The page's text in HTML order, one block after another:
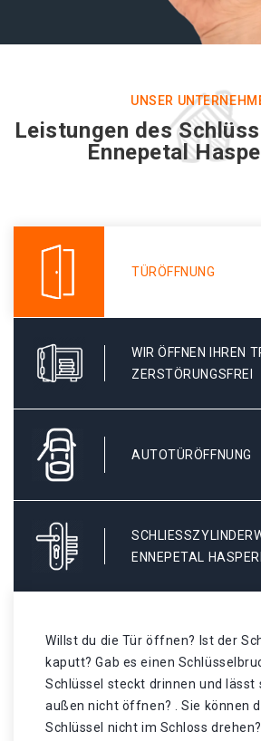
UNSER
Leistungen des
Ennepetal
TÜRÖFFNUNG
WIR ÖFFNEN IHREN
ZERSTÖRUNGSFREI
AUTOTÜRÖFFNUNG
NNEPETAL
Willst du die Tür öffnen? Ist der
kaputt? Gab es einen
Schlüssel steckt drinnen und lässt
außen nicht öffnen? . Sie können
Schlüssel nicht im Schloss